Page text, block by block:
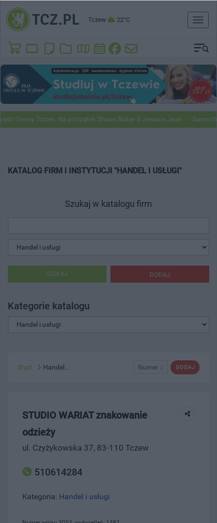
Tczew 22°C
Toggle
Gminy Tczew. Na początek Shaun Baker & Jessica Jean
KATALOG FIRM I INSTYTUCJI "HANDEL I USŁUGI"
Szukaj w katalogu firm
DODAJ
SZUKAJ
Kategorie katalogu
DODAJ
Numer ↓
Start Handel...
STUDIO WARIAT znakowanie
odzieży
ul. Czyżykowska 37, 83-110 Tczew
510614284
Kategoria: Handel i usługi